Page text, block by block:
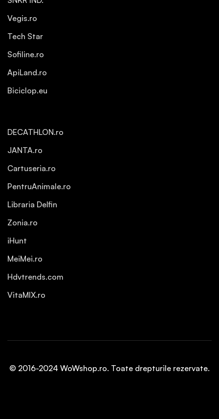
Vegis.ro
Tech Star
Sofiline.ro
ApiLand.ro
Biciclop.eu
DECATHLON.ro
JANTA.ro
Cartuseria.ro
PentruAnimale.ro
Libraria Delfin
Zonia.ro
iHunt
MeiMei.ro
Hdvtrends.com
VitaMIX.ro
© 2016-2024 WoWshop.ro. Toate drepturile rezervate.